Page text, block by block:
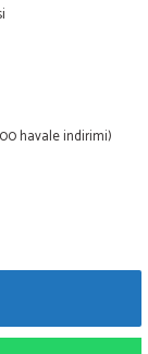
havale indirimi)